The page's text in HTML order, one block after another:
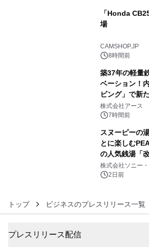
「Honda
場
CAMSHOP.JP
8時間前
築37年の軽量
ベーション！
ビング」で新
事例を株式会
株式会社アース
7時間前
スヌーピーの
とに楽しむ
の人気銭湯「
ラボレーショ
ボグッズも発売
株式会社ソニー
2日前
トップ ビジネスのプレスリリース一覧
プレスリリース配信